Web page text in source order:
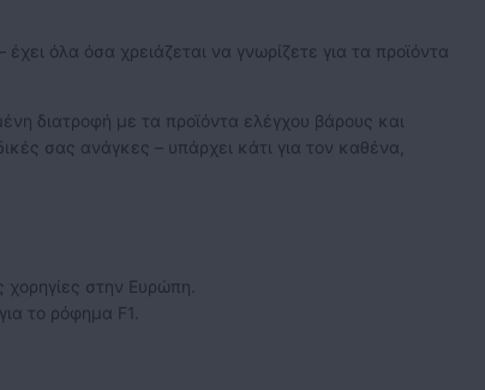
όλα όσα χρειάζεται να γνωρίζετε για τα προϊόντα
διατροφή με τα προϊόντα ελέγχου βάρους και
σας ανάγκες – υπάρχει κάτι για τον καθένα,
χορηγίες στην Ευρώπη.
το ρόφημα F1.